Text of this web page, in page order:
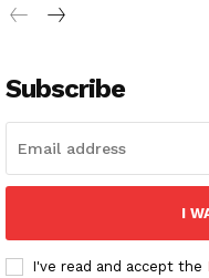
Subscribe
I
I've read and accept the